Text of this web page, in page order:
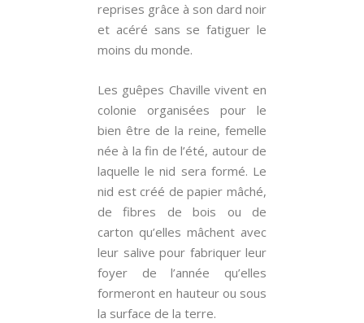
reprises grâce à son dard noir
et acéré sans se fatiguer le
moins du monde.
Les guêpes Chaville vivent en
colonie organisées pour le
bien être de la reine, femelle
née à la fin de l’été, autour de
laquelle le nid sera formé. Le
nid est créé de papier mâché,
de fibres de bois ou de
carton qu’elles mâchent avec
leur salive pour fabriquer leur
foyer de l’année qu’elles
formeront en hauteur ou sous
la surface de la terre.